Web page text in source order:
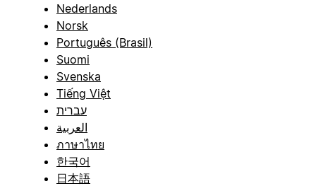
Nederlands
Norsk
Português (Brasil)
Suomi
Svenska
Tiếng Việt
עברית
العربية
ภาษาไทย
한국어
日本語